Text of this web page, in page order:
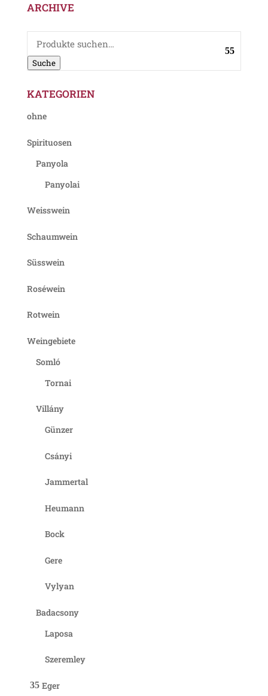
ARCHIVE
Suche
nach:
Suche
KATEGORIEN
ohne
Spirituosen
Panyola
Panyolai
Weisswein
Schaumwein
Süsswein
Roséwein
Rotwein
Weingebiete
Somló
Tornai
Villány
Günzer
Csányi
Jammertal
Heumann
Bock
Gere
Vylyan
Badacsony
Laposa
Szeremley
Eger